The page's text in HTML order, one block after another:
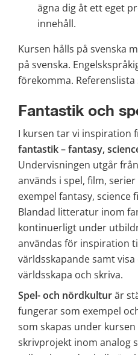
ägna dig åt ett eget
innehåll.
Kursen hålls på svenska
på svenska.
förekomma.
Fantastik och
fantastik – fantasy,
Undervisningen utgår
används i spel, film,
exempel fantasy, science
Blandad litteratur inom
kontinuerligt under
användas för inspiration
världsskapande samt
världsskapa och skriva.
Spel- och nördkultur är
fungerar som exempel
som skapas under
skrivprojekt inom analog